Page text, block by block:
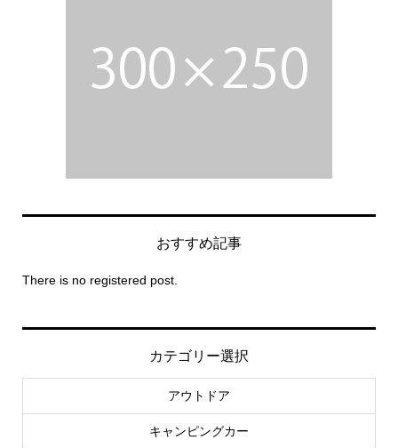
おすすめ記事
There is no registered post.
カテゴリー選択
アウトドア
キャンピングカー